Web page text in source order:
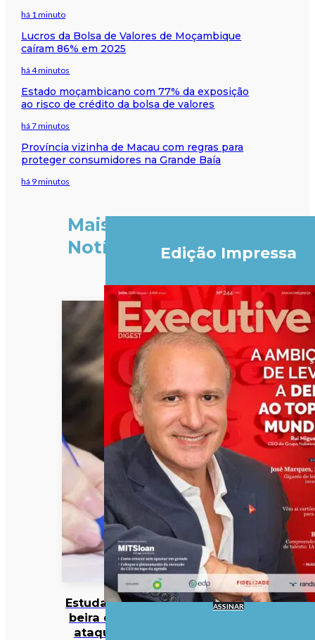
há 1 minuto
Lucros da Bolsa de Valores de Moçambique
caíram 86% em 2025
há 4 minutos
Estado moçambicano com 77% da exposição
ao risco de crédito da bolsa de valores
há 7 minutos
Província vizinha de Macau com regras para
proteger consumidores na Grande Baía
há 9 minutos
Mais
Notícias
Estudantes à
beira de um
ataque de
Edição Impressa
ASSINAR